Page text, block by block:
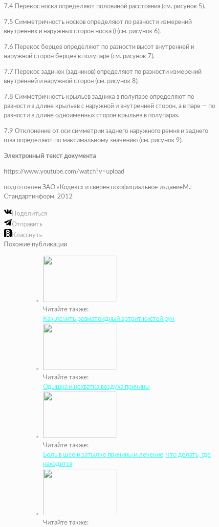
7.4 Перекос носка определяют половиной расстояния (см. рисунок 5).
7.5 Симметричность носков определяют по разности измерений
внутренних и наружных сторон носка () (см. рисунок 6).
7.6 Перекос берцев определяют по разности высот внутренней и
наружной сторон берцев в полупаре (см. рисунок 7).
7.7 Перекос задинок (задников) определяют по разности измерений
внутренней и наружной сторон (см. рисунок 8).
7.8 Симметричность крыльев задника в полупаре определяют по
разности в длине крыльев с наружной и внутренней сторон, а в паре — по
разности в длине одноименных сторон крыльев в полупарах.
7.9 Отклонение от оси симметрии заднего наружного ремня и заднего
шва определяют по максимальному значению (см. рисунок 9).
Электронный текст документа
https://www.youtube.com/watch?v=upload
подготовлен ЗАО «Кодекс» и сверен по:официальное изданиеМ.:
Стандартинформ, 2012
Поделиться
Отправить
Класснуть
Похожие публикации
Читайте также:
Как лечить ревматоидный артрит кистей рук
Читайте также:
Одышка и нехватка воздуха причины
Читайте также:
Боль в шее и затылке причины и лечение, что делать, где
находится
Читайте также: